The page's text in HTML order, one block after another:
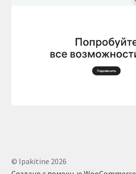
© Ipakitine 2026